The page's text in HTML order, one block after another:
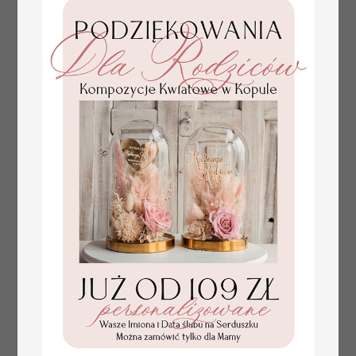
eleganckie numerki na
stoły weselne, tłoczone
numerki na stół weselny,
dekoracja stołów
weselnych tłoczone
10 PLN /13.00 PLN